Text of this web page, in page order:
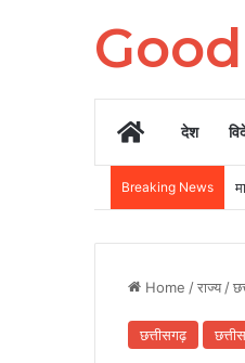
Homeदेश
Breaking News
Home /राज्य /
छत्तीसगढ़